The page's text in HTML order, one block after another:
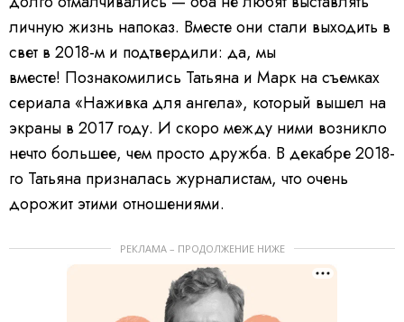
личную жизнь напоказ. Вместе они стали выходить в
свет в 2018-м и подтвердили: да, мы
вместе! Познакомились Татьяна и Марк на съемках
сериала «Наживка для ангела», который вышел на
экраны в 2017 году. И скоро между ними возникло
нечто большее, чем просто дружба. В декабре 2018-
го Татьяна призналась журналистам, что очень
дорожит этими отношениями.
РЕКЛАМА – ПРОДОЛЖЕНИЕ НИЖЕ